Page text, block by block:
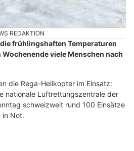
REDAKTION
frühlingshaften Temperaturen
viele Menschen nach
die Rega-Helikopter im Einsatz:
nationale Luftrettungszentrale der
schweizweit rund 100 Einsätze
in Not.